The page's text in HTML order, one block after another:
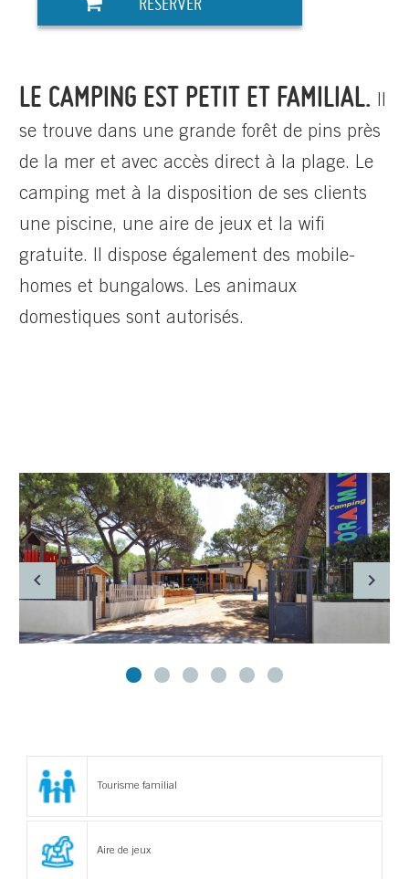
LE CAMPING EST PETIT ET FAMILIAL. Il
se trouve dans une grande forêt de pins près
de la mer et avec accès direct à la plage. Le
camping met à la disposition de ses clients
une piscine, une aire de jeux et la wifi
gratuite. Il dispose également des mobile-
homes et bungalows. Les animaux
domestiques sont autorisés.
Tourisme familial
Aire de jeux